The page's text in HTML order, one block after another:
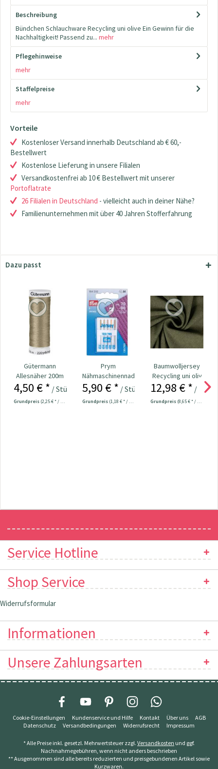
Beschreibung
Bündchen Schlauchware Recycling uni olive Ein Gewinn für die
Nachhaltigkeit! Passend zu... mehr
Pflegehinweise
mehr
Staffelpreise
mehr
Vorteile
Kostenloser Versand innerhalb Deutschland ab € 60,-
Bestellwert
Kostenlose Lieferung in unsere Filialen
Versandkostenfrei ab 10 € Bestellwert mit unserer
Portoflatrate
26 Filialen in Deutschland - vielleicht auch in deiner Nähe?
Familienunternehmen mit über 40 Jahren Stofferfahrung
Dazu passt
Gütermann
Allesnäher 200m
Fb. 824 - olivgrün
4,50 € * / Stück
Grundpreis (2,25 € * / 100 Meter)
Prym
Nähmaschinennadeln
130/705 Jersey
5,90 € * / Stück
Grundpreis (1,18 € * / 1 Stück)
Baumwolljersey
Recycling uni oliv
12,98 € * /
Grundpreis (8,65 € * / 1 m²)
Service Hotline
Shop Service
Widerrufsformular
Informationen
Unsere Zahlungsarten
Cookie-Einstellungen Kundenservice und Hilfe Kontakt Über uns
AGB
Datenschutz
Versandbedingungen Widerrufsrecht Impressum
* Alle Preise inkl. gesetzl. Mehrwertsteuer zzgl. Versandkosten und ggf.
Nachnahmegebühren, wenn nicht anders beschrieben
** Ausgenommen sind alle bereits reduzierten und preisgebundenen Artikel sowie
Kurzwaren.